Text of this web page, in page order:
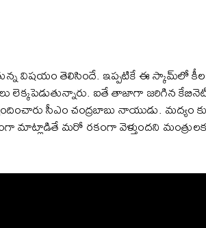
విషయం తెలిసిందే. ఇప్పటికే ఈ స్కామ్‌లో
లెక్కపెడుతున్నారు. ఐతే తాజాగా జరిగిన
సీఎం చంద్రబాబు నాయుడు. మద్యం
మాట్లాడితే మరో రకంగా వెళ్తుందని